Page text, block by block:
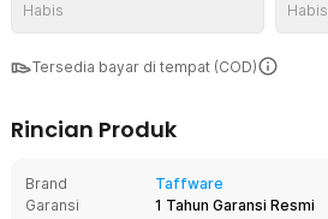
Habis Habis
Tersedia bayar di tempat (COD)
Rincian Produk
Brand
Taffware
Garansi
1 Tahun Garansi Resmi